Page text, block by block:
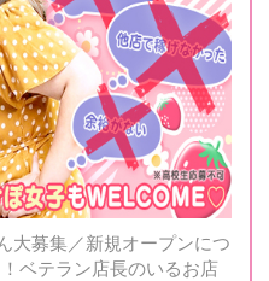
大募集／新規オープンにつ
ベテラン店長のいるお店